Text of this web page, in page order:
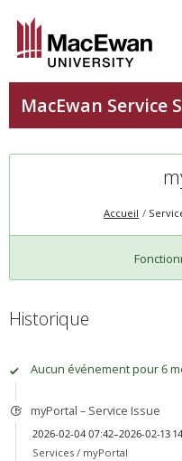
Accueil
Historique
Aucun événement pour 6
myPortal – Service Issue
2026-02-04 07:42–2026-02-13
Services / myPortal